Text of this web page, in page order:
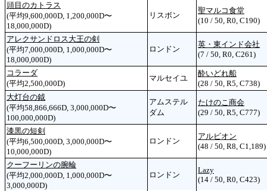
頭目のカトラス
(平均9,600,000D, 1,200,000D〜
18,000,000D)
リスボン
聖マルコ食堂
(10 / 50, R0, C190)
アレクサンドロス大王の剣
(平均7,000,000D, 1,000,000D〜
18,000,000D)
ロンドン
英・東インド会社
(7 / 50, R0, C261)
コラーダ
(平均2,500,000D)
マルセイユ
酔いどれ船
(28 / 50, R5, C738)
大灯台の鉞
(平均58,866,666D, 3,000,000D〜
100,000,000D)
アムステル
ダム
たけのこ商会
(29 / 50, R5, C777)
漆黒の短剣
(平均6,500,000D, 3,000,000D〜
10,000,000D)
ロンドン
アルビオン
(48 / 50, R8, C1,189)
クーフーリンの腕輪
(平均2,000,000D, 1,000,000D〜
3,000,000D)
ロンドン
Lazy
(14 / 50, R0, C423)